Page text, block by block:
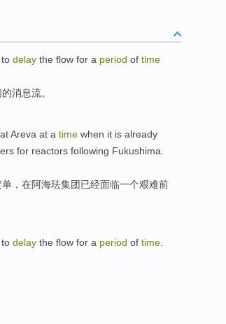
to delay the flow for a period of time
的消息流。
atAreva at a time when it is already
for reactors following Fukushima
单 ， 在阿海珐集团已经面临一个艰难前
delay the flow for a period of time